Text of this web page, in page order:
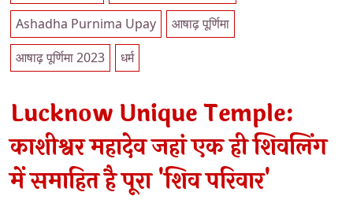
Ashadha Purnima Upay
आषाढ़ पूर्णिमा
आषाढ़ पूर्णिमा 2023
धर्म
Lucknow Unique Temple:
काशीश्वर महादेव जहां एक ही शिवलिंग
में समाहित है पूरा 'शिव परिवार'